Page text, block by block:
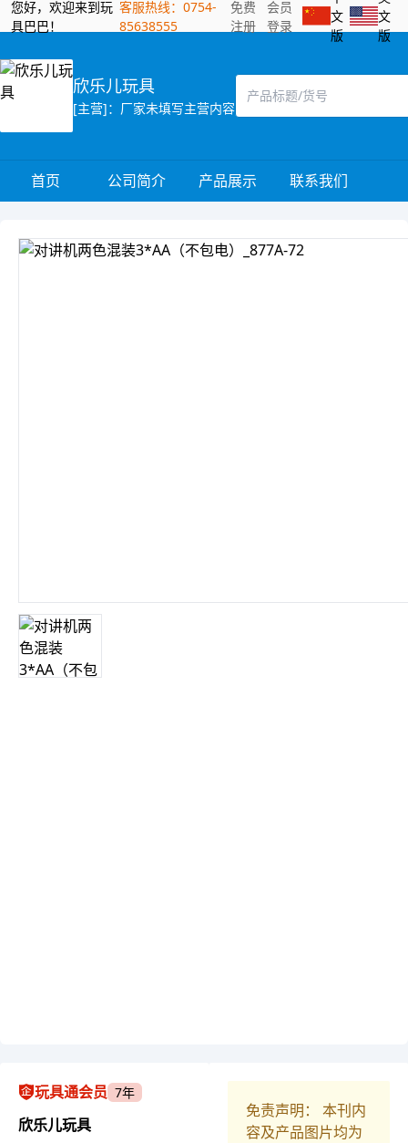
您好，欢迎来到玩
具巴巴！
客服热线：0754-
85638555
免费
注册
会员
登录
文
版
文
版
欣乐儿玩具
[主营]：厂家未填写主营内容
首页 公司简介 产品展示 联系我们
玩具通会员 7年
欣乐儿玩具
免责声明： 本刊内
容及产品图片均为